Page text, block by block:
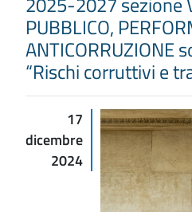
PUBBLICO,
ANTICORRUZIONE
“Rischi corruttivi e
17
dicembre
2024